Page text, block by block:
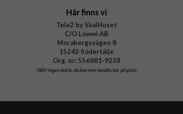
Här finns vi
Tele2 by SkalHuset
C/O Lowwi AB
Morabergsvägen 8
15242 Södertälje
Org. nr: 556881-9238
OBS!Ingen butik, du kan inte handla här på plats